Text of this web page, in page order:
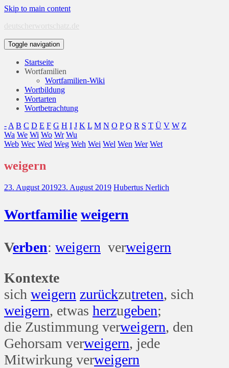
Skip to main content
deutscherwortschatz.de
Toggle navigation
Startseite
Wortfamilien
Wortfamilien-Wiki
Wortbildung
Wortarten
Wortbetrachtung
- A B C D E F G H I J K L M N O P Q R S T Ü V W Z
Wa We Wi Wo Wr Wu
Web Wec Wed Weg Weh Wei Wel Wen Wer Wet
weigern
23. August 201923. August 2019 Hubertus Nerlich
Wortfamilie weigern
Verben: weigern verweigern
Kontexte
sich weigern zurückzutreten, sich
weigern, etwas herzugeben;
die Zustimmung verweigern, den
Gehorsam verweigern, jede
Mitwirkung verweigern